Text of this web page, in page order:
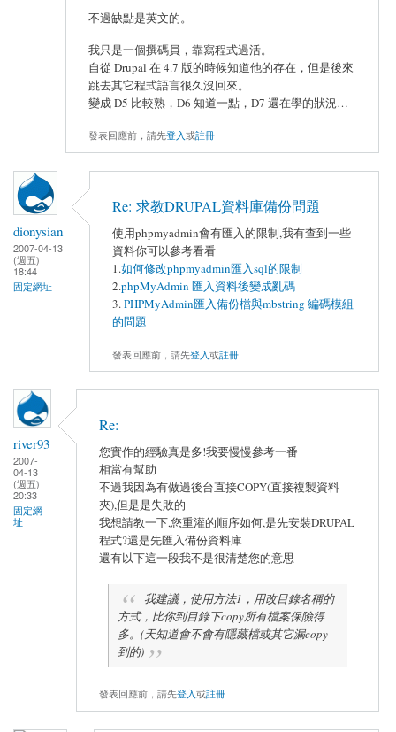
不過缺點是英文的。
我只是一個撰碼員，靠寫程式過活。
自從 Drupal 在 4.7 版的時候知道他的存在，但是後來
跳去其它程式語言很久沒回來。
變成 D5 比較熟，D6 知道一點，D7 還在學的狀況…
發表回應前，請先登入或註冊
dionysian
2007-04-13
(週五)
18:44
固定網址
Re: 求教DRUPAL資料庫備份問題
使用phpmyadmin會有匯入的限制,我有查到一些
資料你可以參考看看
1.如何修改phpmyadmin匯入sql的限制
2.phpMyAdmin 匯入資料後變成亂碼
3.PHPMyAdmin匯入備份檔與mbstring 編碼模組
的問題
發表回應前，請先登入或註冊
river93
2007-
04-13
(週五)
20:33
固定網
址
Re:
您實作的經驗真是多!我要慢慢參考一番
相當有幫助
不過我因為有做過後台直接COPY(直接複製資料
夾),但是是失敗的
我想請教一下,您重灌的順序如何,是先安裝DRUPAL
程式?還是先匯入備份資料庫
還有以下這一段我不是很清楚您的意思
我建議，使用方法1，用改目錄名稱的
方式，比你到目錄下copy所有檔案保險得
多。(天知道會不會有隱藏檔或其它漏copy
到的)
發表回應前，請先登入或註冊